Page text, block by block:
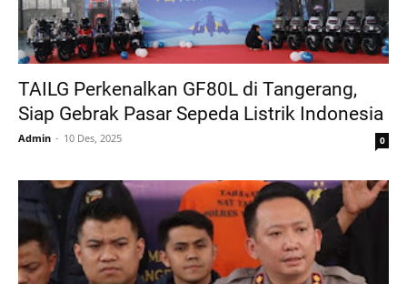
TAILG Perkenalkan GF80L di Tangerang,
Siap Gebrak Pasar Sepeda Listrik Indonesia
Admin 10 Des, 2025 0